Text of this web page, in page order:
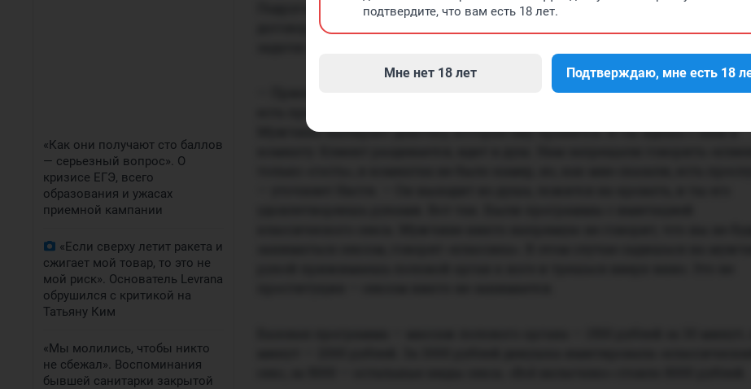
«Как они получают сто баллов
— серьезный вопрос». О
кризисе ЕГЭ, всего
образования и ужасах
приемной кампании
«Если сверху летит ракета и
сжигает мой товар, то это не
мой риск». Основатель Levrana
обрушился с критикой на
Татьяну Ким
«Мы молились, чтобы никто
не сбежал». Воспоминания
бывшей санитарки закрытой
Подруга Анастасии отработала одну смену и сбежала. Настя же подписала
договор (второй экземпляр ей на руки не выдали) и стала «мастером». В ее
— Приезжает мужчина, ты выходишь на показ, менеджер рассказывает,
Мужчина выбирает девочку, которая ему нравится. И ты идешь с ним в
подтвердите, что вам есть 18 лет.
Мне нет 18 лет Подтверждаю, мне есть 18